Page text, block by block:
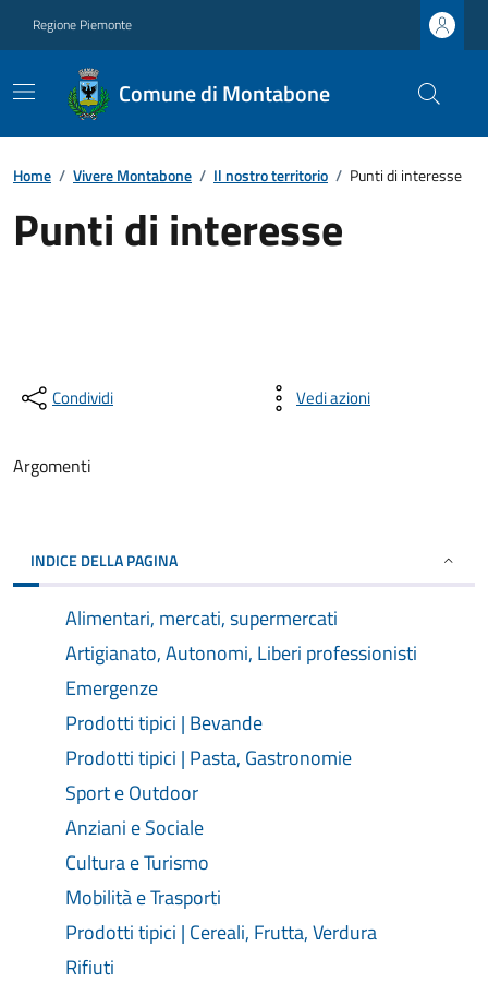
Regione Piemonte
Comune di Montabone
Home / Vivere Montabone / Il nostro territorio / Punti di interesse
Punti di interesse
Condividi Vedi azioni
Argomenti
INDICE DELLA PAGINA
Alimentari, mercati, supermercati
Artigianato, Autonomi, Liberi professionisti
Emergenze
Prodotti tipici | Bevande
Prodotti tipici | Pasta, Gastronomie
Sport e Outdoor
Anziani e Sociale
Cultura e Turismo
Mobilità e Trasporti
Prodotti tipici | Cereali, Frutta, Verdura
Rifiuti